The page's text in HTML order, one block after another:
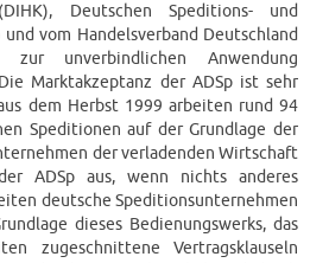
Deutschen Speditions- und
und vom Handelsverband Deutschland
unverbindlichen Anwendung
Marktakzeptanz der ADSp ist sehr
dem Herbst 1999 arbeiten rund 94
Speditionen auf der Grundlage der
der verladenden Wirtschaft
ADSp aus, wenn nichts anderes
deutsche Speditionsunternehmen
dieses Bedienungswerks, das
zugeschnittene Vertragsklauseln